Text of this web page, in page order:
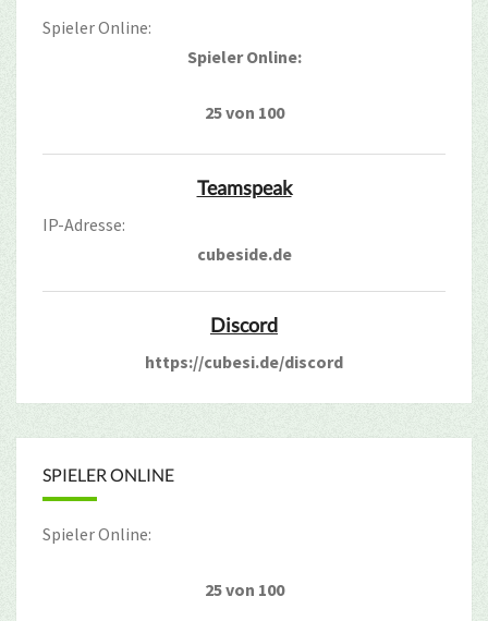
Spieler Online:
Spieler Online:
25 von 100
Teamspeak
IP-Adresse:
cubeside.de
Discord
https://cubesi.de/discord
SPIELER ONLINE
Spieler Online:
25 von 100